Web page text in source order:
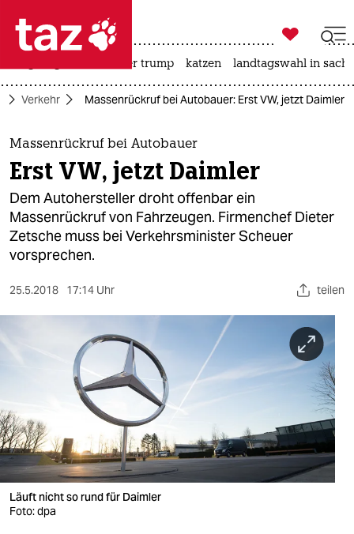
 taz zahl ich
taz zahl ich
themen
politik
öko
gesellschaft
kultur
sport
wahrheit
verlag
verlag

taz zahl ich
usa unter trump katzen landtagswahl in
Verkehr Massenrückruf bei Autobauer: Erst VW, jetzt Daimler
Massenrückruf bei Autobauer
Erst VW, jetzt Daimler
Dem Autohersteller droht offenbar ein
Massenrückruf von Fahrzeugen. Firmenchef Dieter
Zetsche muss bei Verkehrsminister Scheuer
vorsprechen.
25.5.2018 17:14 Uhr teilen
Läuft nicht so rund für Daimler
Foto: dpa